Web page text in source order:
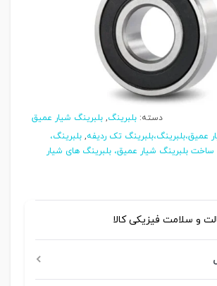
دسته: بلبرینگ, بلبرینگ شیار عمیق
عمیق،بلبرینگ،بلبرینگ تک ردیفه, بلبرینگ،
ساخت بلبرینگ شیار عمیق، بلبرینگ های شیار
و سلامت فیزیکی کالا